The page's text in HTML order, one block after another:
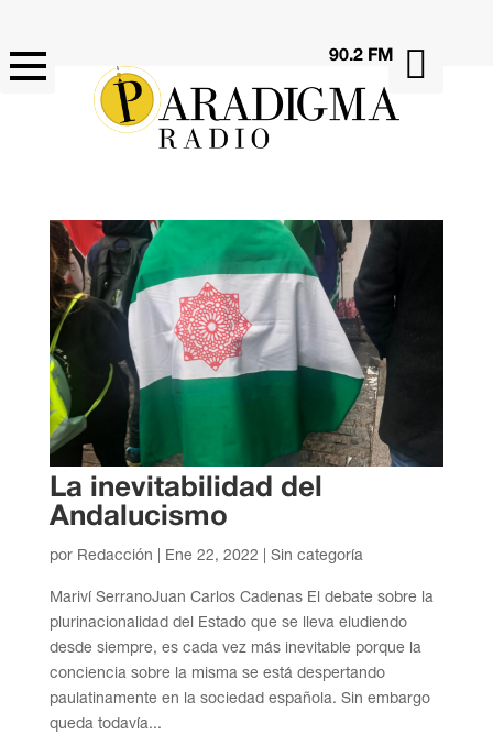

90.2 FM
La inevitabilidad del
Andalucismo
por Redacción Ene 22, 2022 | Sin categoría
Mariví SerranoJuan Carlos Cadenas El debate sobre la
plurinacionalidad del Estado que se lleva eludiendo
desde siempre, es cada vez más inevitable porque la
conciencia sobre la misma se está despertando
paulatinamente en la sociedad española. Sin embargo
queda todavía...